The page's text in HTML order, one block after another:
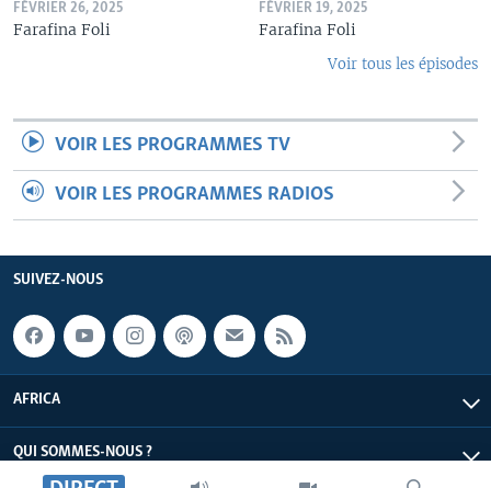
FÉVRIER 26, 2025
Farafina Foli
FÉVRIER 19, 2025
Farafina Foli
Voir tous les épisodes
VOIR LES PROGRAMMES TV
VOIR LES PROGRAMMES RADIOS
SUIVEZ-NOUS
AFRICA
QUI SOMMES-NOUS ?